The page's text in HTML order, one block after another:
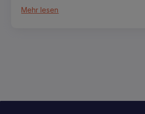
Mehr lesen